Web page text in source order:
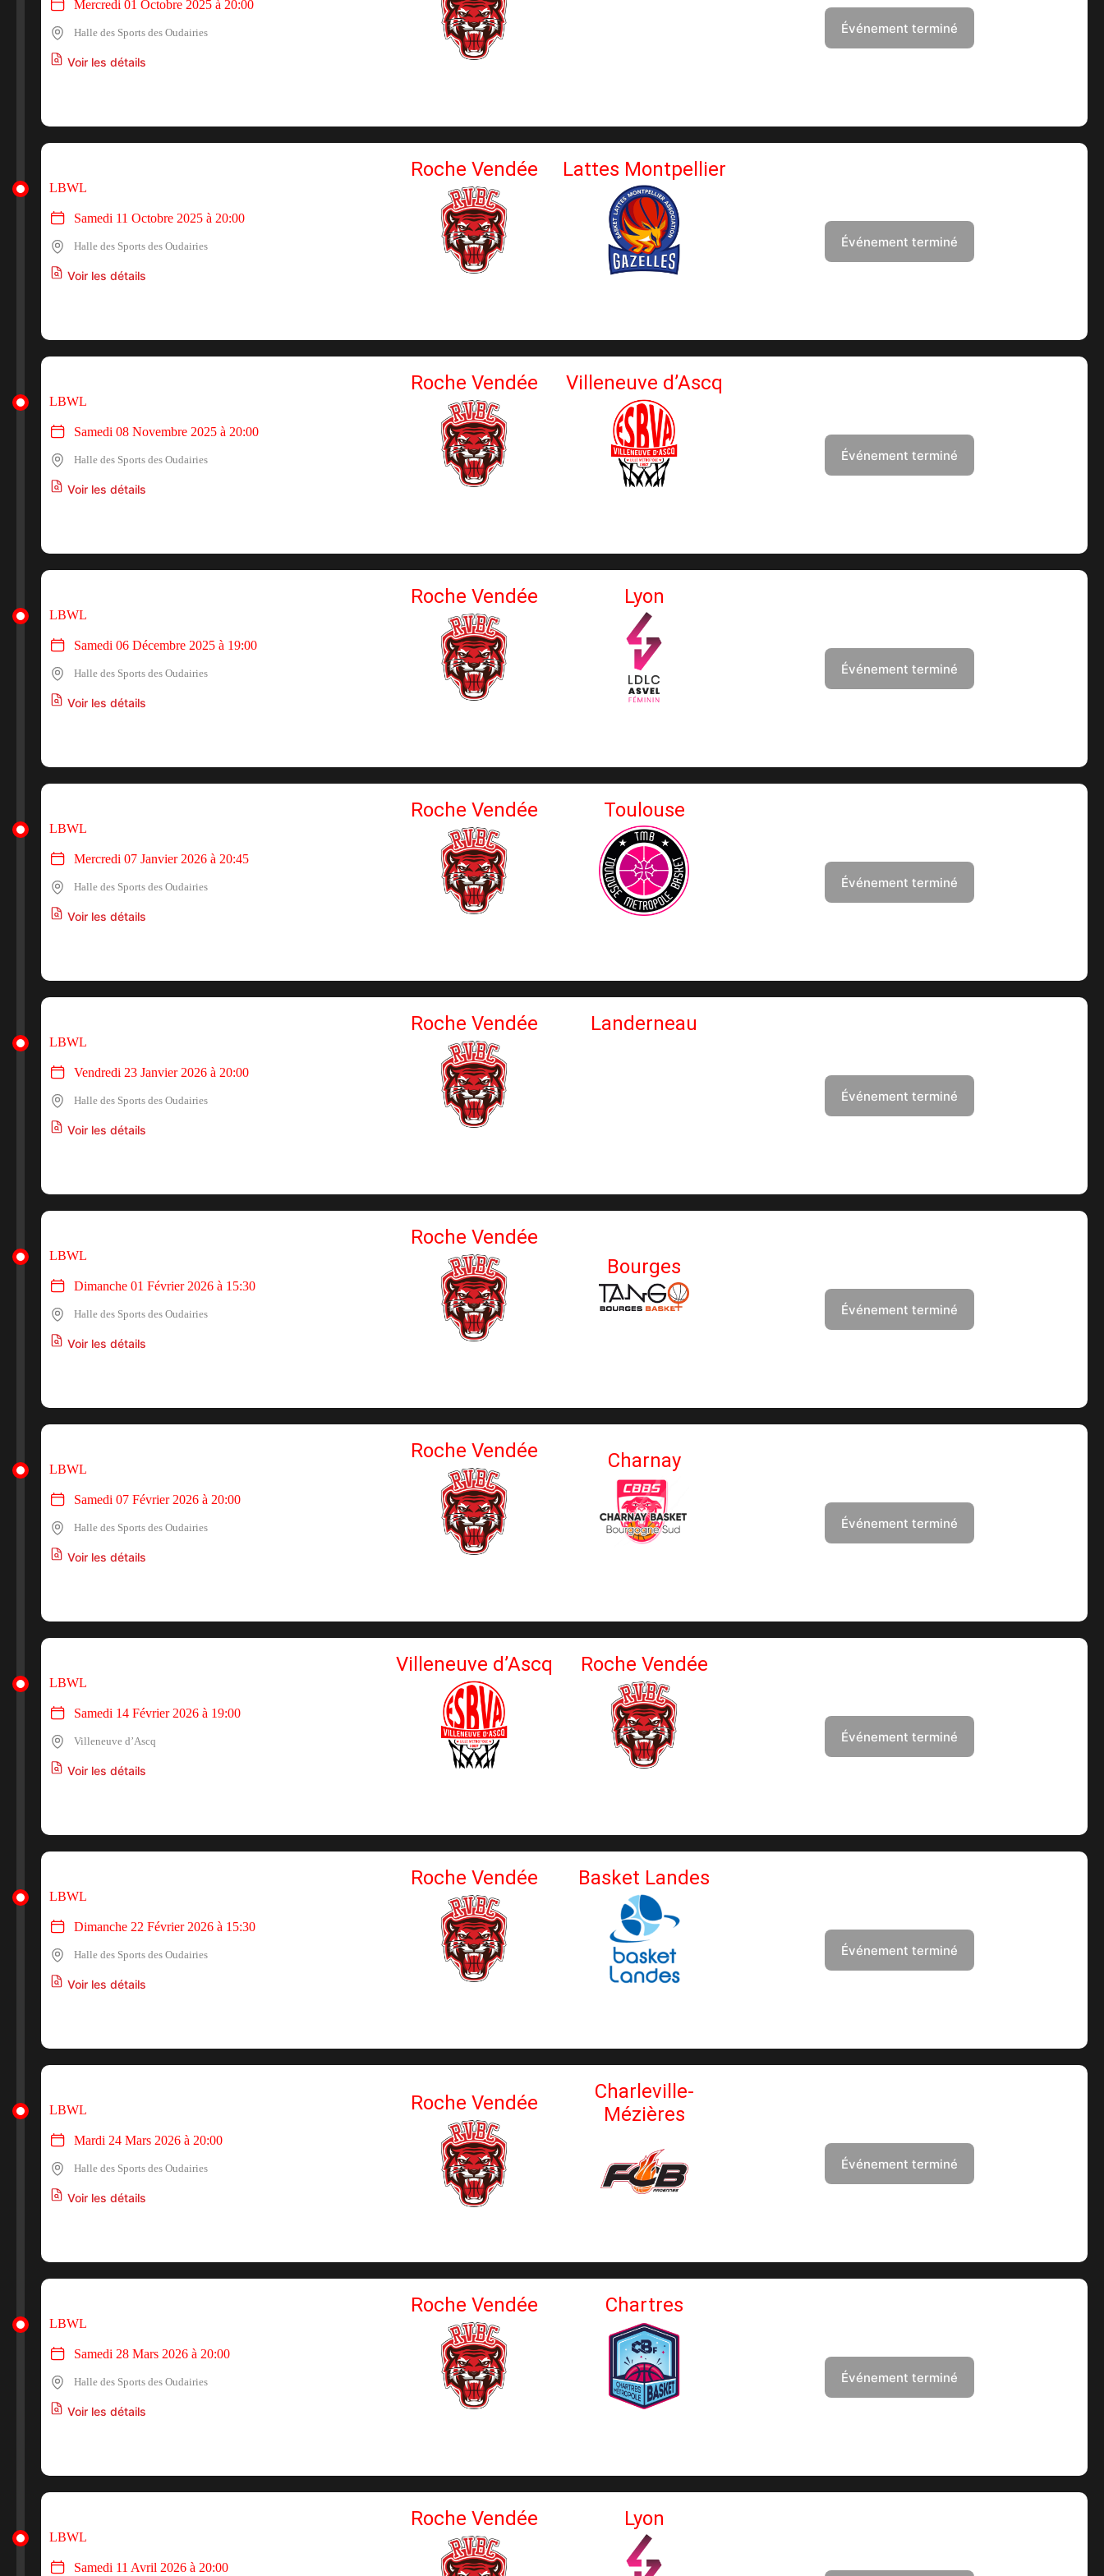
Mercredi 01 Octobre 2025 à 20:00
Halle des Sports des Oudairies
Voir les détails
LBWL
Samedi 11 Octobre 2025 à 20:00
Halle des Sports des Oudairies
Voir les détails
Roche Vendée Lattes Montpellier
LBWL
Samedi 08 Novembre 2025 à 20:00
Halle des Sports des Oudairies
Voir les détails
Roche Vendée Villeneuve d’Ascq
LBWL
Samedi 06 Décembre 2025 à 19:00
Halle des Sports des Oudairies
Voir les détails
Roche Vendée Lyon
LBWL
Mercredi 07 Janvier 2026 à 20:45
Halle des Sports des Oudairies
Voir les détails
Roche Vendée Toulouse
LBWL
Vendredi 23 Janvier 2026 à 20:00
Halle des Sports des Oudairies
Voir les détails
Roche Vendée Landerneau
LBWL
Dimanche 01 Février 2026 à 15:30
Halle des Sports des Oudairies
Voir les détails
Roche Vendée
Bourges
LBWL
Samedi 07 Février 2026 à 20:00
Halle des Sports des Oudairies
Voir les détails
Roche Vendée Charnay
LBWL
Samedi 14 Février 2026 à 19:00
Villeneuve d’Ascq
Voir les détails
Villeneuve d’Ascq Roche Vendée
LBWL
Dimanche 22 Février 2026 à 15:30
Halle des Sports des Oudairies
Voir les détails
Roche Vendée Basket Landes
LBWL
Mardi 24 Mars 2026 à 20:00
Halle des Sports des Oudairies
Voir les détails
Roche Vendée
Charleville-
Mézières
LBWL
Samedi 28 Mars 2026 à 20:00
Halle des Sports des Oudairies
Voir les détails
Roche Vendée Chartres
LBWL
Samedi 11 Avril 2026 à 20:00
Roche Vendée Lyon